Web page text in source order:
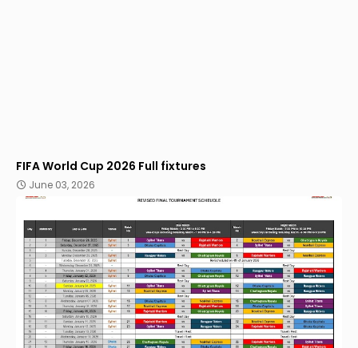
FIFA World Cup 2026 Full fixtures
June 03, 2026